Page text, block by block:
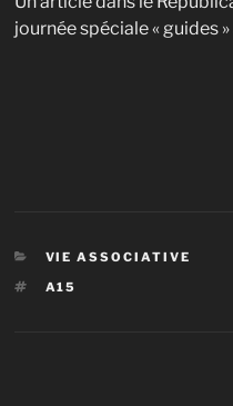
journée spéciale « guides
CATÉGORIES
VIE ASSOCIATIVE
ÉTIQUETTES
A15